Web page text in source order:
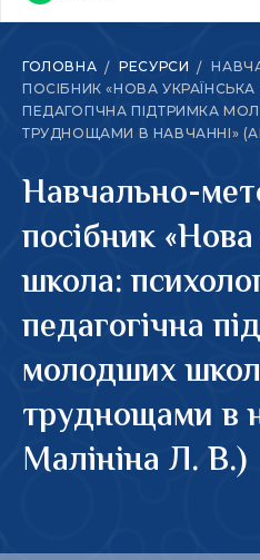
ГОЛОВНА РЕСУРСИ
ПОСІБНИК «НОВА
ПЕДАГОГІЧНА ПІДТРИМКА
ТРУДНОЩАМИ В НАВЧАННІ»
Навчально-
посібник
школа:
педагогічна
молодших
труднощами в
Малініна Л. В.)